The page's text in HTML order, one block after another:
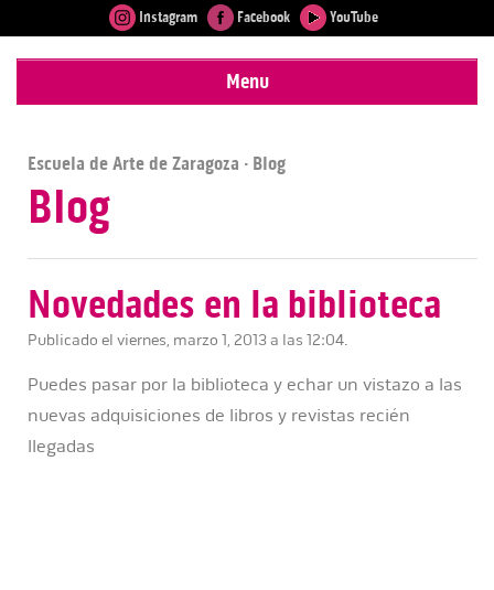
Instagram Facebook YouTube
Menu
Escuela de Arte de Zaragoza · Blog
Blog
Novedades en la biblioteca
Publicado el viernes, marzo 1, 2013 a las 12:04.
Puedes pasar por la biblioteca y echar un vistazo a las
nuevas adquisiciones de libros y revistas recién
llegadas